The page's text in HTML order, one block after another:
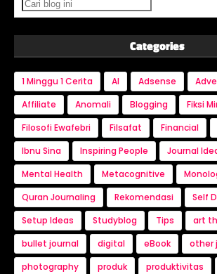
Categories
1 Minggu 1 Cerita AI Adsense
Affiliate
Anomali Blogging
Fiksi
Filosofi Ewafebri
Filsafat Financial
Ibnu Sina
Inspiring People
Journal
Mental Health
Metacognitive
Quran Journaling
Rekomendasi
Self
Setup Ideas
Studyblog Tips art
bullet journal
digital eBook
other
photography
produk produktivitas